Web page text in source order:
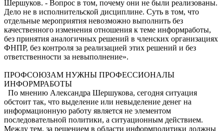
Шершуков. - Вопрос в том, почему они не были реализованы.
Дело не в исполнительской дисциплине. Суть в том, что
отдельные мероприятия невозможно выполнить без
качественного изменения отношения к теме информработы,
без принятия аналогичных решений в членских организациях
ФНПР, без контроля за реализацией этих решений и без
ответственности за невыполнение».
ПРОФСОЮЗАМ НУЖНЫ ПРОФЕССИОНАЛЫ
ИНФОРМРАБОТЫ
По мнению Александра Шершукова, сегодня ситуация
обстоит так, что выделение или невыделение денег на
информационную работу является не элементом
последовательной политики, а ситуационным действием.
Между тем, за решением в области информполитики должны